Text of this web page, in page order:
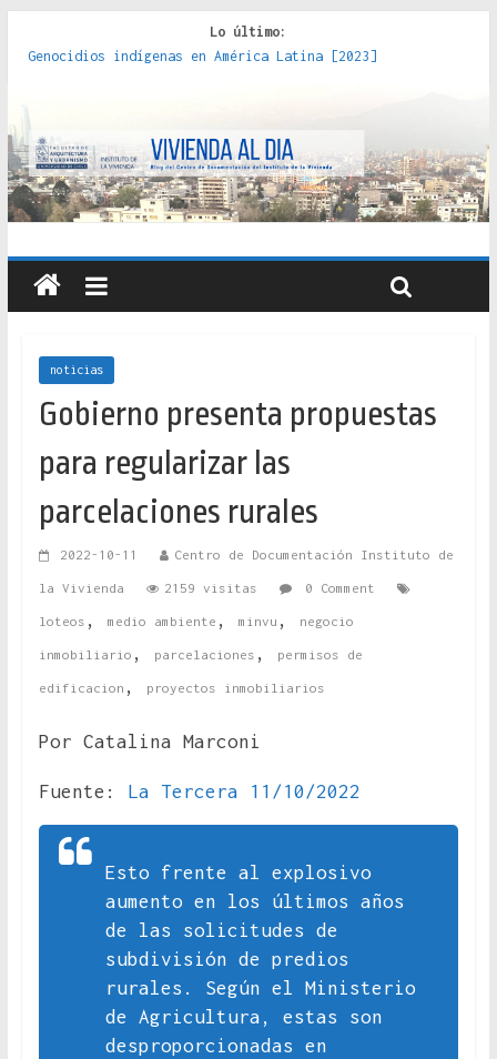
Lo último:
Genocidios indígenas en América Latina [2023]
políticas, prácticas y representaciones [2022]
crítica de las fronteras latinoamericanas [2020]
Criterios técnicos para una vivienda adecuada [2019]
Red de consultorios de la Caja del Seguro Obrero en
Santiago : un patrimonio emblemático [2014]
noticias
Gobierno presenta propuestas
para regularizar las
parcelaciones rurales
2022-10-11 Centro de Documentación Instituto de
la Vivienda 2159 visitas 0 Comment
loteos , medio ambiente , minvu , negocio
inmobiliario , parcelaciones , permisos de
edificacion , proyectos inmobiliarios
Por Catalina Marconi
Fuente: La Tercera 11/10/2022
Esto frente al explosivo
aumento en los últimos años
de las solicitudes de
subdivisión de predios
rurales. Según el Ministerio
de Agricultura, estas son
desproporcionadas en